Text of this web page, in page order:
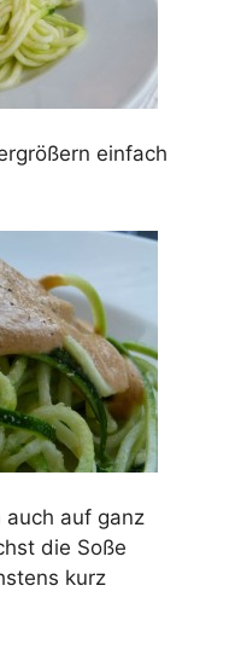
einfach
auch auf ganz
die Soße
kurz